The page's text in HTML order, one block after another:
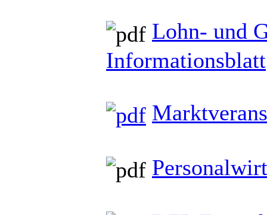
Lohn- und
Informationsblatt